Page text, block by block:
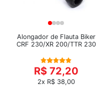
Alongador de Flauta Biker
CRF 230/XR 200/TTR 230
R$ 72,20
2x R$ 38,00